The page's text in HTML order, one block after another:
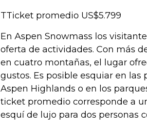
TTicket promedio US$5.799
En Aspen Snowmass los
oferta de actividades. Con más
en cuatro montañas, el lugar
gustos. Es posible esquiar en las
Aspen Highlands o en los
ticket promedio corresponde a
esquí de lujo para dos personas